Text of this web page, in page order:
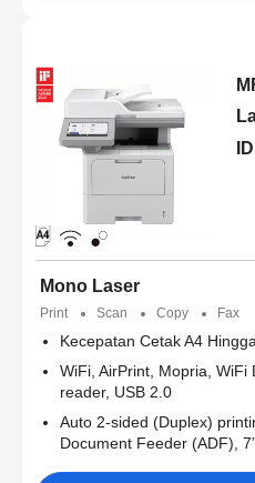
Mono Laser
Print Scan Copy Fax
Kecepatan Cetak A4
WiFi, AirPrint, Mopria, WiFi
reader, USB 2.0
Auto 2-sided (Duplex)
Document Feeder (ADF),